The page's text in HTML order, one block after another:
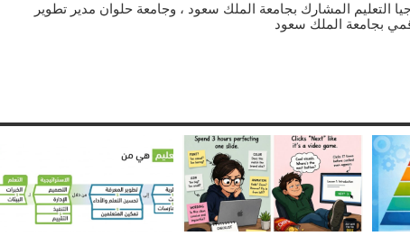
التعليم المشارك بجامعة الملك سعود ، وجامعة حلوان مدير تطوير
بجامعة الملك سعود